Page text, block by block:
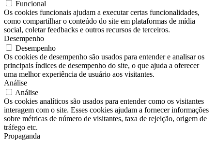
Funcional
Os cookies funcionais ajudam a executar certas funcionalidades,
como compartilhar o conteúdo do site em plataformas de mídia
social, coletar feedbacks e outros recursos de terceiros.
Desempenho
Desempenho
Os cookies de desempenho são usados ​​para entender e analisar os
principais índices de desempenho do site, o que ajuda a oferecer
uma melhor experiência de usuário aos visitantes.
Análise
Análise
Os cookies analíticos são usados ​​para entender como os visitantes
interagem com o site. Esses cookies ajudam a fornecer informações
sobre métricas de número de visitantes, taxa de rejeição, origem de
tráfego etc.
Propaganda